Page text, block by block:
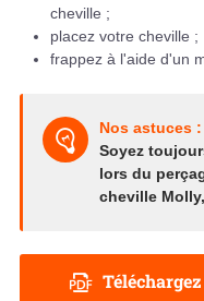
cheville ;
placez votre cheville ;
frappez à l'aide d'un
Nos astuces :
Soyez
lors du
cheville